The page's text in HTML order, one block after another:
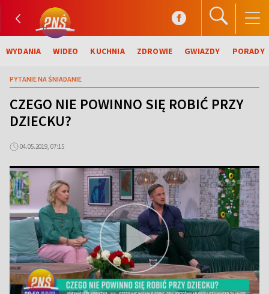
WYDANIA WIDEO KUCHNIA ZDROWIE GWIAZDY PORADY
PYTANIE NA ŚNIADANIE
CZEGO NIE POWINNO SIĘ ROBIĆ PRZY
DZIECKU?
04.05.2019, 07:15